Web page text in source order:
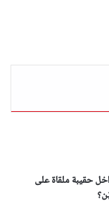
حقيبة ملقاة على